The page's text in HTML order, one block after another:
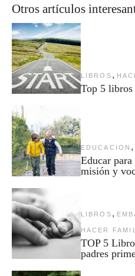
Otros artículos
LIBROS ,
Top 5 libros
EDUCACION ,
Educar
misión y
LIBROS ,
HACER
TOP 5
padres